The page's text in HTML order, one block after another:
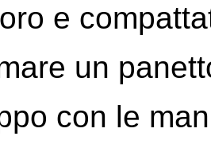
e
un
con le